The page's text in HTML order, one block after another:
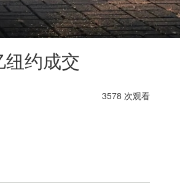
约成交
3578 次观看